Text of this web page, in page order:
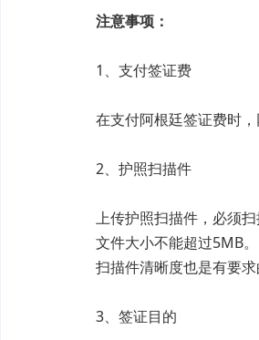
注意事项：
1、支付签证费
在支付阿根廷签证费时，
2、护照扫描件
上传护照扫描件，必须扫
文件大小不能超过5MB。
扫描件清晰度也是有要求
3、签证目的